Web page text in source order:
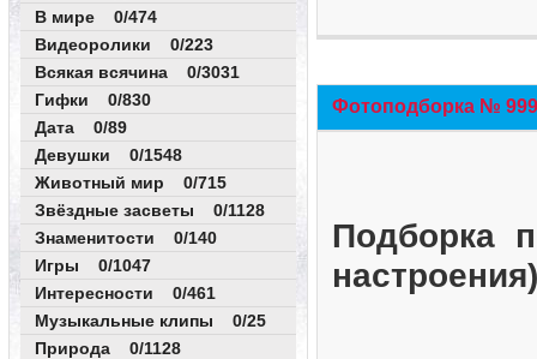
В мире 0/474
Видеоролики 0/223
Всякая всячина 0/3031
Гифки 0/830
Дата 0/89
Девушки 0/1548
Животный мир 0/715
Звёздные засветы 0/1128
Знаменитости 0/140
Игры 0/1047
Интересности 0/461
Музыкальные клипы 0/25
Природа 0/1128
Фотоподборка №
Подборка